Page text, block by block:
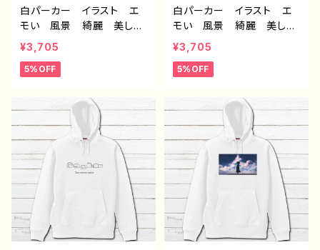
白パーカー イラスト エ
モい 風景 綺麗 美し
い 景色 おしゃれ 可愛
い女の子 メンズ レディ
ース おすすめ 個性的
クリエイター 絵師 オリ
ジナル デザイン グッ
ズ 片面印刷タイトル：visi
on 作：アナ F-5
¥3,705
5%OFF
白パーカー イラスト エ
モい 風景 綺麗 美し
い 景色 おしゃれ 可愛
い女の子 メンズ レディ
ース おすすめ 個性的
クリエイター 絵師 オリ
ジナル デザイン グッ
ズ 片面印刷 タイトル：z
ero 作：アナ F-5
¥3,705
5%OFF